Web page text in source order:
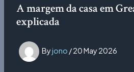
A margem da casa em
explicada
Byjono /20 May 2026